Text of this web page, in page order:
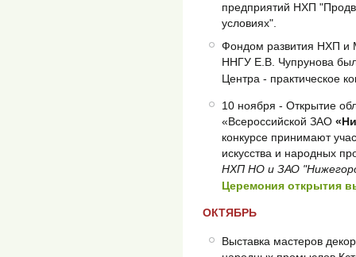
предприятий НХП
условиях".
Фондом развития НХП и
ННГУ Е.В. Чупрунова
Центра - практическое
10 ноября - Открытие
«Всероссийской ЗАО
конкурсе принимают
искусства и народных
НХП НО и ЗАО
Церемония открытия
ОКТЯБРЬ
Выставка мастеров